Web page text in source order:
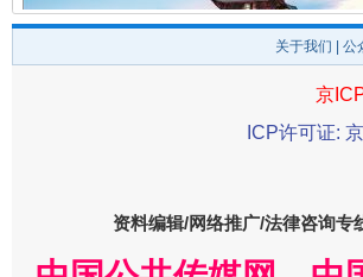
关于我们 公
京
ICP许可证:
资料编辑/网络推广/法律咨询专